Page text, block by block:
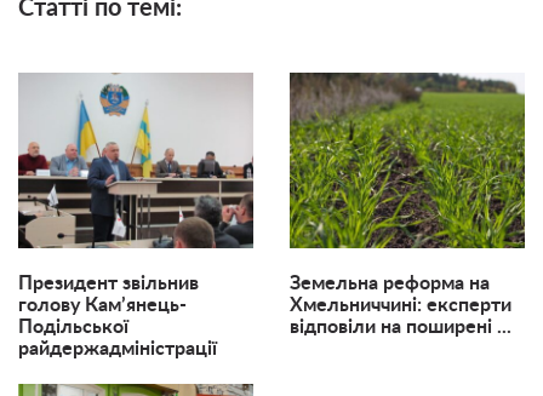
Статті по темі:
Президент звільнив
голову Кам’янець-
Подільської
райдержадміністрації
Земельна реформа на
Хмельниччині: експерти
відповіли на поширені ...